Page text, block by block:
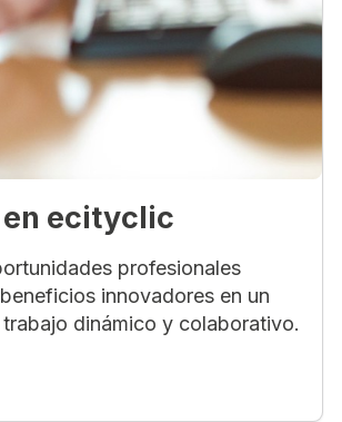
ecityclic
profesionales
innovadores en un
dinámico y colaborativo.